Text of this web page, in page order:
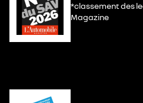
*classement des
Magazine